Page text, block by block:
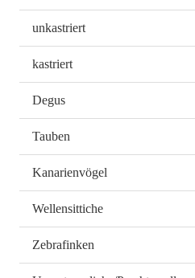
unkastriert
kastriert
Degus
Tauben
Kanarienvögel
Wellensittiche
Zebrafinken